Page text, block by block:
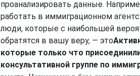
проанализировать данные.
работать в иммиграционном
люди, которые с наибольшей
обратятся в вашу веру, — это
которые только что
консультативной группе по